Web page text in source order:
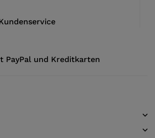
PayPal und Kreditkarten